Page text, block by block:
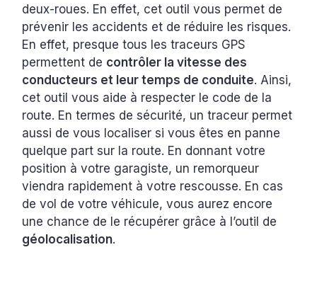
deux-roues. En effet, cet outil vous permet de
prévenir les accidents et de réduire les risques.
En effet, presque tous les traceurs GPS
permettent de contrôler la vitesse des
conducteurs et leur temps de conduite. Ainsi,
cet outil vous aide à respecter le code de la
route. En termes de sécurité, un traceur permet
aussi de vous localiser si vous êtes en panne
quelque part sur la route. En donnant votre
position à votre garagiste, un remorqueur
viendra rapidement à votre rescousse. En cas
de vol de votre véhicule, vous aurez encore
une chance de le récupérer grâce à l’outil de
géolocalisation.